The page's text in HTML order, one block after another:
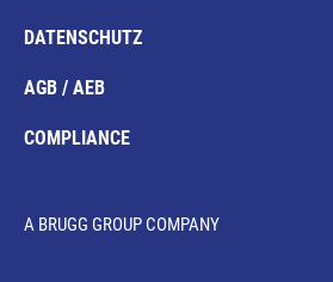
DATENSCHUTZ
AGB / AEB
COMPLIANCE
A BRUGG GROUP COMPANY